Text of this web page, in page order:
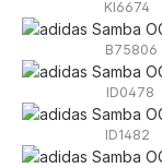
KI6674
B75806
ID0478
ID1482